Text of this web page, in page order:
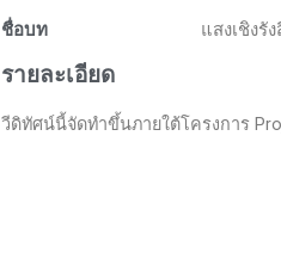
ชื่อบท
แสงเชิงรัง
รายละเอียด
วีดิทัศน์นี้จัดทำขึ้นภายใต้โครงการ